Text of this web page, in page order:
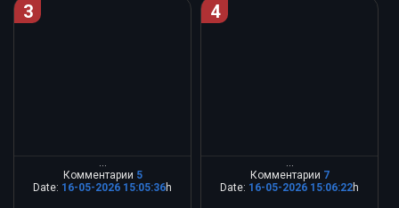
3
...
Комментарии 5
Date: 16-05-2026 15:05:36h
4
...
Комментарии 7
Date: 16-05-2026 15:06:22h